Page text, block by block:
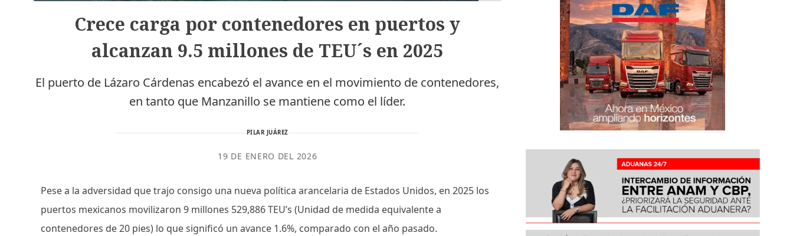
Crece carga por contenedores en puertos y
alcanzan 9.5 millones de TEU´s en 2025
El puerto de Lázaro Cárdenas encabezó el avance en el movimiento de contenedores,
en tanto que Manzanillo se mantiene como el líder.
PILAR JUÁREZ
19 DE ENERO DEL 2026
Pese a la adversidad que trajo consigo una nueva política arancelaria de Estados Unidos, en 2025 los
puertos mexicanos movilizaron 9 millones 529,886 TEU’s (Unidad de medida equivalente a
contenedores de 20 pies) lo que significó un avance 1.6%, comparado con el año pasado.